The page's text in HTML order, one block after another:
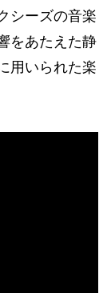
シーズの音楽
をあたえた静
用いられた楽